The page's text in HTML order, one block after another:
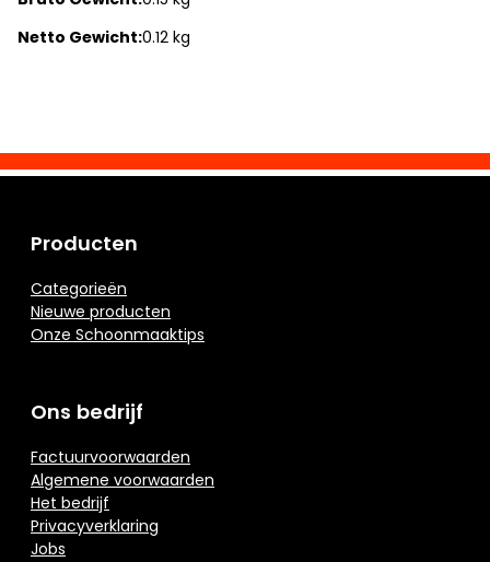
Netto Gewicht:0.12 kg
Producten
Categorieën
Nieuwe producten
Onze Schoonmaaktips
Ons bedrijf
Factuurvoorwaarden
Algemene voorwaarden
Het bedrijf
Privacyverklaring
Jobs